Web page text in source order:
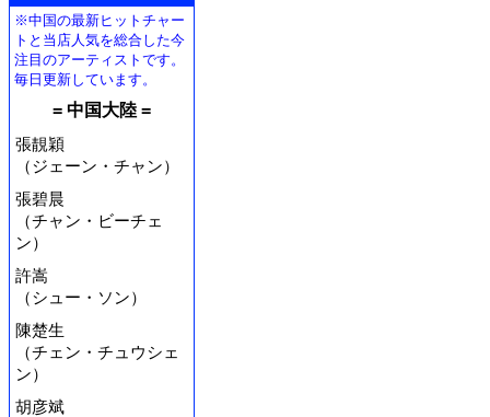
※中国の最新ヒットチャー
トと当店人気を総合した今
注目のアーティストです。
毎日更新しています。
= 中国大陸 =
張靚穎
（ジェーン・チャン）
張碧晨
（チャン・ビーチェ
ン）
許嵩
（シュー・ソン）
陳楚生
（チェン・チュウシェ
ン）
胡彦斌